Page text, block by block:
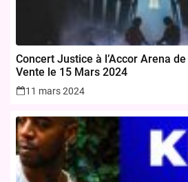
Concert Justice à l’Accor Arena
Vente le 15 Mars 2024
11 mars 2024